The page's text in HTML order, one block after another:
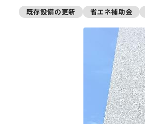
既存設備の更新 省エネ補助金